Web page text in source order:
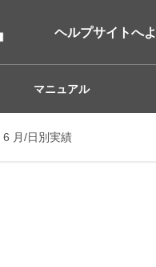
ヘルプサイトへ
マニュアル
6 月/日別実績